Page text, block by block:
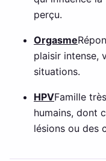
perçu.
Orgasme
plaisir intense,
situations.
HPVFamille
humains, dont
lésions ou des